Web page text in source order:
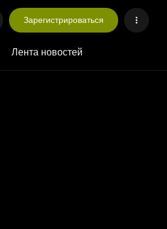
Зарегистрироваться
Лента новостей